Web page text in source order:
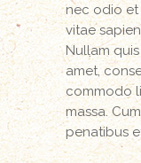
nec odio et
vitae
Nullam
amet,
commodo
massa.
penatibus